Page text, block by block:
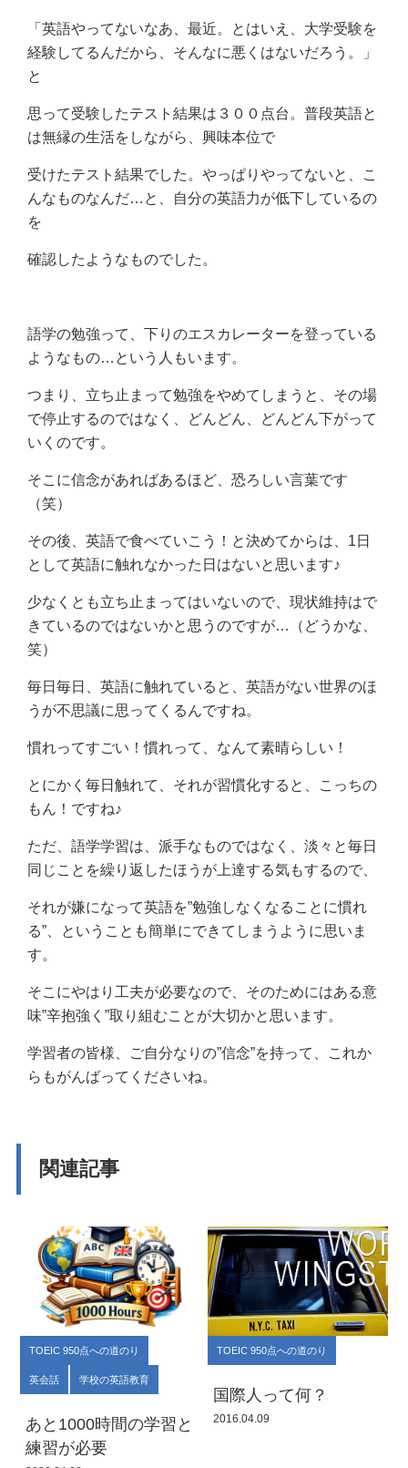
「英語やってないなあ、最近。とはいえ、大学受験を
経験してるんだから、そんなに悪くはないだろう。」
と
思って受験したテスト結果は３００点台。普段英語と
は無縁の生活をしながら、興味本位で
受けたテスト結果でした。やっぱりやってないと、こ
んなものなんだ…と、自分の英語力が低下しているの
を
確認したようなものでした。
語学の勉強って、下りのエスカレーターを登っている
ようなもの…という人もいます。
つまり、立ち止まって勉強をやめてしまうと、その場
で停止するのではなく、どんどん、どんどん下がって
いくのです。
そこに信念があればあるほど、恐ろしい言葉です
（笑）
その後、英語で食べていこう！と決めてからは、1日
として英語に触れなかった日はないと思います♪
少なくとも立ち止まってはいないので、現状維持はで
きているのではないかと思うのですが…（どうかな、
笑）
毎日毎日、英語に触れていると、英語がない世界のほ
うが不思議に思ってくるんですね。
慣れってすごい！慣れって、なんて素晴らしい！
とにかく毎日触れて、それが習慣化すると、こっちの
もん！ですね♪
ただ、語学学習は、派手なものではなく、淡々と毎日
同じことを繰り返したほうが上達する気もするので、
それが嫌になって英語を”勉強しなくなることに慣れ
る”、ということも簡単にできてしまうように思いま
す。
そこにやはり工夫が必要なので、そのためにはある意
味”辛抱強く”取り組むことが大切かと思います。
学習者の皆様、ご自分なりの”信念”を持って、これか
らもがんばってくださいね。
関連記事
TOEIC 950点への道のり
英会話 学校の英語教育
あと1000時間の学習と
練習が必要
TOEIC 950点への道のり
国際人って何？
2016.04.09